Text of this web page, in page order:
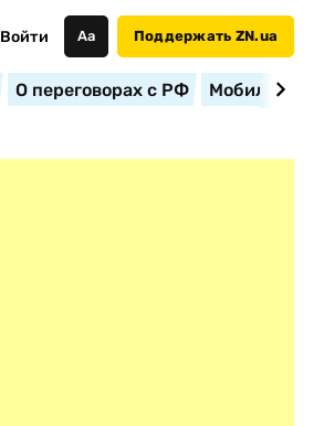
Войти Аа Поддержать ZN.ua
О переговорах с РФ